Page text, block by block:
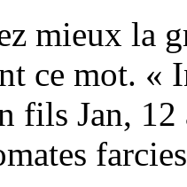
mieux la
ce mot.
fils Jan,